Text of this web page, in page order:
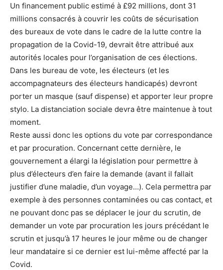
Un financement public estimé à £92 millions, dont 31
millions consacrés à couvrir les coûts de sécurisation
des bureaux de vote dans le cadre de la lutte contre la
propagation de la Covid-19, devrait être attribué aux
autorités locales pour l’organisation de ces élections.
Dans les bureau de vote, les électeurs (et les
accompagnateurs des électeurs handicapés) devront
porter un masque (sauf dispense) et apporter leur propre
stylo. La distanciation sociale devra être maintenue à tout
moment.
Reste aussi donc les options du vote par correspondance
et par procuration. Concernant cette dernière, le
gouvernement a élargi la législation pour permettre à
plus d’électeurs d’en faire la demande (avant il fallait
justifier d’une maladie, d’un voyage…). Cela permettra par
exemple à des personnes contaminées ou cas contact, et
ne pouvant donc pas se déplacer le jour du scrutin, de
demander un vote par procuration les jours précédant le
scrutin et jusqu’à 17 heures le jour même ou de changer
leur mandataire si ce dernier est lui-même affecté par la
Covid.